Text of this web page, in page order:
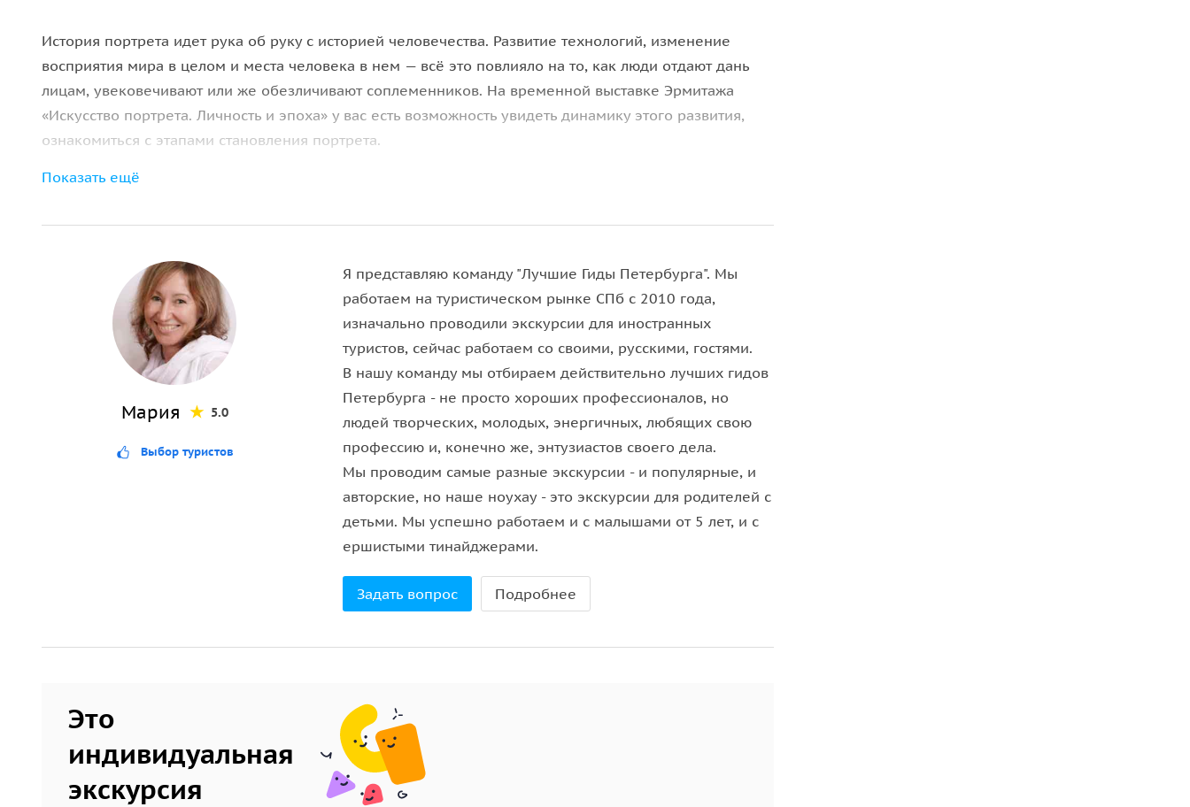
История портрета идет рука об руку с историей человечества. Развитие технологий, изменение
восприятия мира в целом и места человека в нем — всё это повлияло на то, как люди отдают дань
лицам, увековечивают или же обезличивают соплеменников. На временной выставке Эрмитажа
«Искусство портрета. Личность и эпоха» у вас есть возможность увидеть динамику этого развития,
ознакомиться с этапами становления портрета.
Зачем идти на выставку
Выставка портрета, открывшаяся в Эрмитаже недавно, наглядно демонстрирует всю полноту слова
с изображением святых до витражей и более понятных современному человеку полотен. Но не
нужно забывать, что скульптура тоже бывает портретной, и здесь она также представлена в своем
многообразии и красоте.
Просто идя от экспоната к экспонату по выставочным комнатам, расположившимся в Аванзале и
Николаевском зале, вы сможете пробежать глазами по всей истории человечества. Эволюция
нашего общества, изменение религиозных обычаев и погребальных норм — каждый аспект повлиял
на место человека, а стало быть и на уделяемое ему внимание, коим и является портрет.
Известные личности, держатели власти, святые и даже божества — только ли они получали право
войти в анналы истории? Об этом и многом другом поговорим на выставке.
— Выставка является временной и будет открыта до 29.03.2026 г.
Показать ещё
Мария 5.0
Выбор туристов
Я представляю команду "Лучшие Гиды Петербурга". Мы
работаем на туристическом рынке СПб с 2010 года,
изначально проводили экскурсии для иностранных
туристов, сейчас работаем со своими, русскими, гостями.
В нашу команду мы отбираем действительно лучших гидов
Петербурга - не просто хороших профессионалов, но
людей творческих, молодых, энергичных, любящих свою
профессию и, конечно же, энтузиастов своего дела.
Мы проводим самые разные экскурсии - и популярные, и
авторские, но наше ноухау - это экскурсии для родителей с
детьми. Мы успешно работаем и с малышами от 5 лет, и с
ершистыми тинайджерами.
Задать вопрос Подробнее
Это
индивидуальная
экскурсия